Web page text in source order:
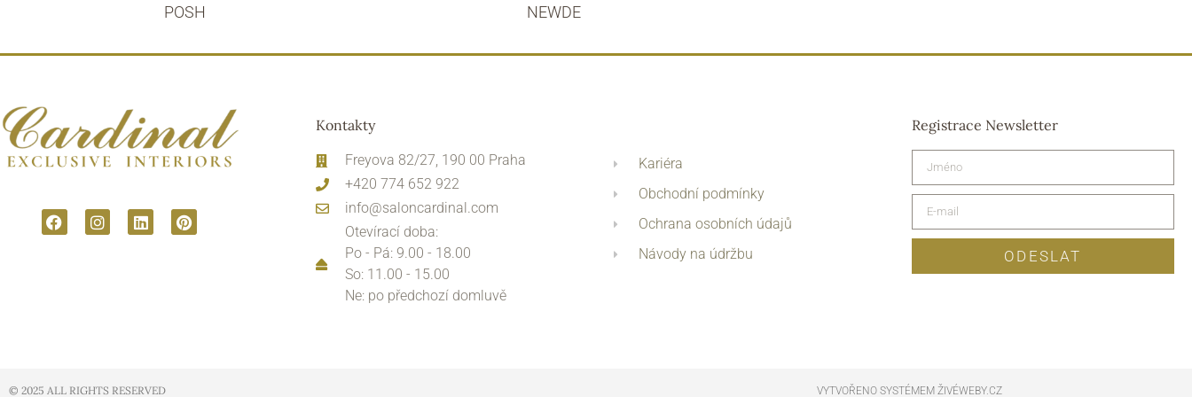
POSH NEWDE
Kontakty
Freyova 82/27, 190 00 Praha
+420 774 652 922
info@saloncardinal.com
Otevírací doba:
Po - Pá: 9.00 - 18.00
So: 11.00 - 15.00
Ne: po předchozí domluvě
Kariéra
Obchodní podmínky
Ochrana osobních údajů
Návody na údržbu
Registrace Newsletter
ODESLAT
© 2025 ALL RIGHTS RESERVED​ VYTVOŘENO SYSTÉMEM ŽIVÉWEBY.CZ